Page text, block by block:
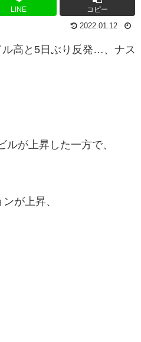
LINE コピー
2022.01.12
ル高と5日ぶり反発…、ナス
が上昇した一方で、
が上昇、